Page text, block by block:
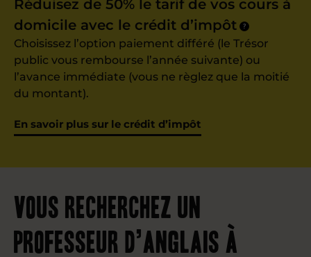
Réduisez de 50% le tarif de vos cours à
domicile avec le crédit d’impôt
?
Choisissez l’option paiement différé (le Trésor
public vous rembourse l’année suivante) ou
l’avance immédiate (vous ne règlez que la moitié
du montant).
En savoir plus sur le crédit d’impôt
Vous recherchez un
professeur d’anglais à